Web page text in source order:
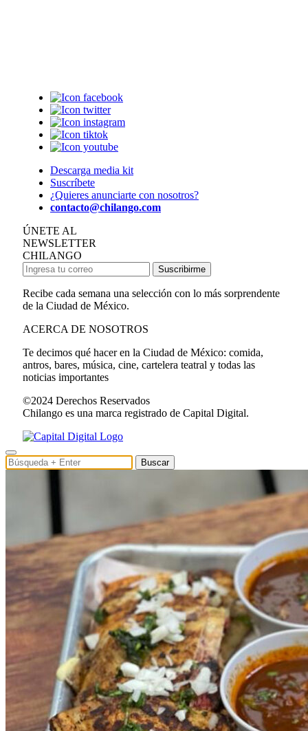
Descarga media kit
Suscríbete
¿Quieres anunciarte con nosotros?
contacto@chilango.com
ÚNETE AL
NEWSLETTER
CHILANGO
Suscribirme
Recibe cada semana una selección con lo más sorprendente
de la Ciudad de México.
ACERCA DE NOSOTROS
Te decimos qué hacer en la Ciudad de México: comida,
antros, bares, música, cine, cartelera teatral y todas las
noticias importantes
©2024 Derechos Reservados
Chilango es una marca registrado de Capital Digital.
Buscar